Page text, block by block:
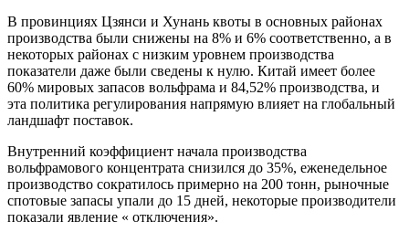
В провинциях Цзянси и Хунань квоты в основных районах
производства были снижены на 8% и 6% соответственно, а в
некоторых районах с низким уровнем производства
показатели даже были сведены к нулю. Китай имеет более
60% мировых запасов вольфрама и 84,52% производства, и
эта политика регулирования напрямую влияет на глобальный
ландшафт поставок.
Внутренний коэффициент начала производства
вольфрамового концентрата снизился до 35%, еженедельное
производство сократилось примерно на 200 тонн, рыночные
спотовые запасы упали до 15 дней, некоторые производители
показали явление « отключения».